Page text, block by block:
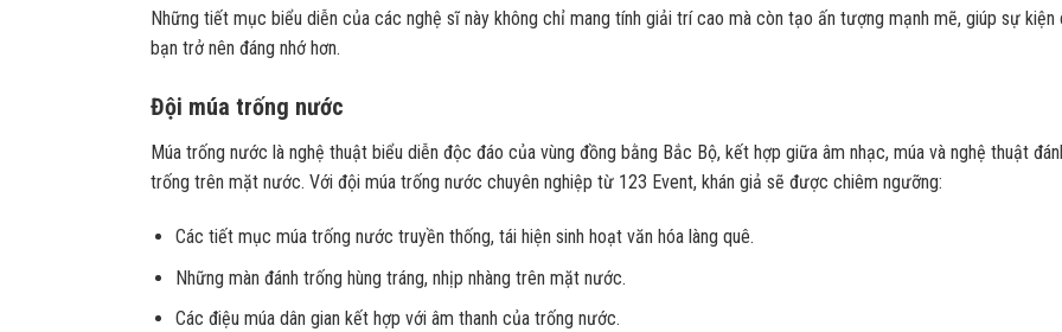
Những tiết mục biểu diễn của các nghệ sĩ này không chỉ mang tính giải trí cao mà còn tạo ấn tượng mạnh mẽ, giúp sự kiện
bạn trở nên đáng nhớ hơn.
Đội múa trống nước
Múa trống nước là nghệ thuật biểu diễn độc đáo của vùng đồng bằng Bắc Bộ, kết hợp giữa âm nhạc, múa và nghệ thuật
trống trên mặt nước. Với đội múa trống nước chuyên nghiệp từ 123 Event, khán giả sẽ được chiêm ngưỡng:
Các tiết mục múa trống nước truyền thống, tái hiện sinh hoạt văn hóa làng quê.
Những màn đánh trống hùng tráng, nhịp nhàng trên mặt nước.
Các điệu múa dân gian kết hợp với âm thanh của trống nước.